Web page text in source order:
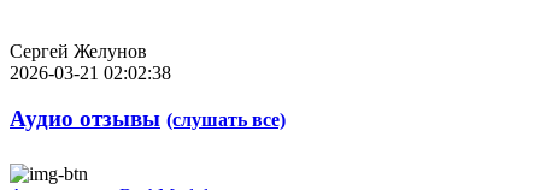
Сергей Желунов
2026-03-21 02:02:38
Аудио отзывы (слушать все)